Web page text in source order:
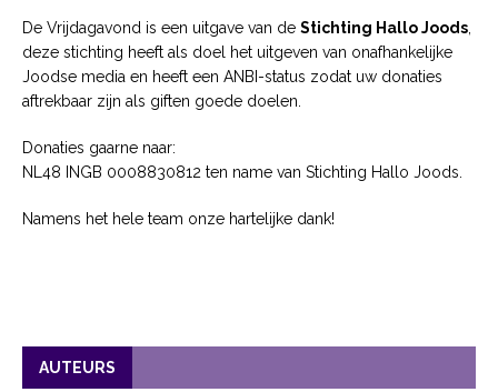
De Vrijdagavond is een uitgave van de Stichting Hallo Joods
deze stichting heeft als doel het uitgeven van onafhankelijke
Joodse media en heeft een ANBI-status zodat uw donaties
aftrekbaar zijn als giften goede doelen.
Donaties gaarne naar:
NL48 INGB 0008830812 ten name van Stichting Hallo Joods.
Namens het hele team onze hartelijke dank!
AUTEURS